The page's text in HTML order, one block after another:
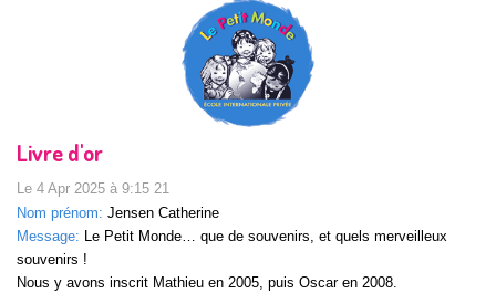
Livre d'or
Le 4 Apr 2025 à 9:15 21
Nom prénom: Jensen Catherine
Message: Le Petit Monde… que de souvenirs, et quels merveilleux
souvenirs !
Nous y avons inscrit Mathieu en 2005, puis Oscar en 2008.